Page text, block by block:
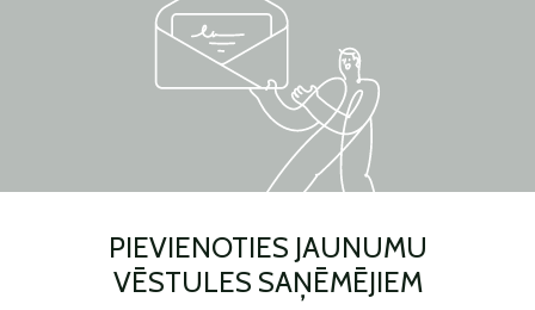
PIEVIENOTIES JAUNUMU
VĒSTULES SAŅĒMĒJIEM